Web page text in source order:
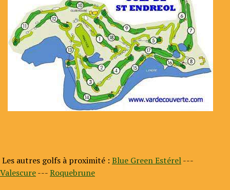
Les autres golfs à proximité : Blue Green Estérel---
Valescure---Roquebrune